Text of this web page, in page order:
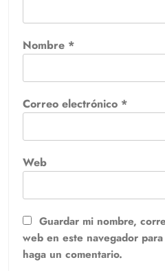
Nombre *
Correo electrónico *
Web
Guardar mi nombre,
web en este navegador
haga un comentario.